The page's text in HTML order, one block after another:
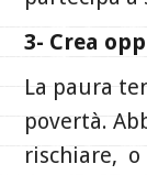
3- Crea
La paura
povertà.
rischiare,